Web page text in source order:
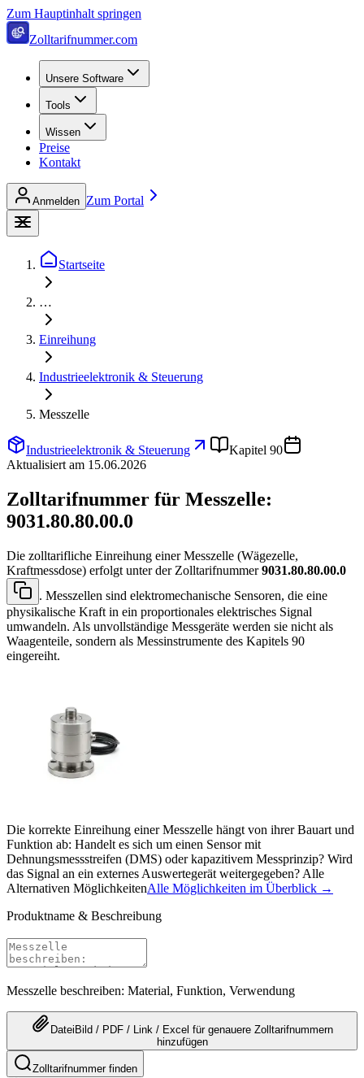
Zum Hauptinhalt springen
Zolltarifnummer.com
Unsere Software
Tools
Wissen
Preise
Kontakt
Anmelden Zum Portal
Startseite
…
Einreihung
Industrieelektronik & Steuerung
Messzelle
Industrieelektronik & Steuerung
Kapitel 90
Aktualisiert am 15.06.2026
Zolltarifnummer für Messzelle:
9031.80.80.00.0
Die zolltarifliche Einreihung einer Messzelle (Wägezelle,
Kraftmessdose) erfolgt unter der Zolltarifnummer9031.80.80.00.0
. Messzellen sind elektromechanische Sensoren, die eine
physikalische Kraft in ein proportionales elektrisches Signal
umwandeln. Als unvollständige Messgeräte werden sie nicht als
Waagenteile, sondern als Messinstrumente des Kapitels 90
eingereiht.
Die korrekte Einreihung einer Messzelle hängt von ihrer Bauart und
Funktion ab: Handelt es sich um einen Sensor mit
Dehnungsmessstreifen (DMS) oder kapazitivem Messprinzip? Wird
das Signal an ein externes Auswertegerät weitergegeben? Alle
Alternativen MöglichkeitenAlle Möglichkeiten im Überblick →
Produktname & Beschreibung
Messzelle beschreiben: Material, Funktion, Verwendung
Datei Bild / PDF / Link / Excel für genauere Zolltarifnummern
hinzufügen
Zolltarifnummer finden